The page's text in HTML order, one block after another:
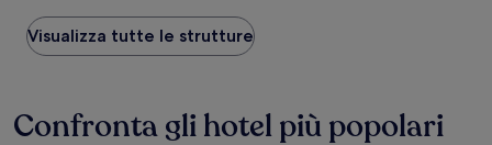
più
basso
trovato
24
ore,
Visualizza tutte le strutture
Confronta gli hotel più popolari